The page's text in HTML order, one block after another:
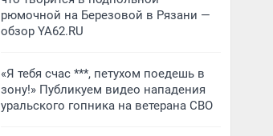
рюмочной на Березовой в Рязани —
обзор YA62.RU
«Я тебя счас ***, петухом поедешь в
зону!» Публикуем видео нападения
уральского гопника на ветерана СВО